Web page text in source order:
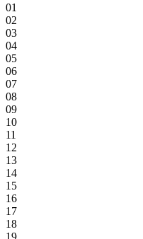
01
02
03
04
05
06
07
08
09
10
11
12
13
14
15
16
17
18
19